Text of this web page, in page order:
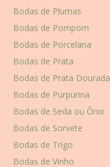
Bodas de Plumas
Bodas de Pompom
Bodas de Porcelana
Bodas de Prata
Bodas de Prata Dourada
Bodas de Purpurina
Bodas de Seda ou Ônix
Bodas de Sorvete
Bodas de Trigo
Bodas de Vinho